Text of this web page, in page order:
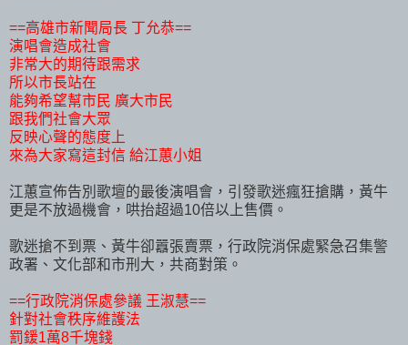
==高雄市新聞局長 丁允恭==
演唱會造成社會
非常大的期待跟需求
所以市長站在
能夠希望幫市民 廣大市民
跟我們社會大眾
反映心聲的態度上
來為大家寫這封信 給江蕙小姐
江蕙宣佈告別歌壇的最後演唱會，引發歌迷瘋狂搶購，黃牛
更是不放過機會，哄抬超過10倍以上售價。
歌迷搶不到票、黃牛卻囂張賣票，行政院消保處緊急召集警
政署、文化部和市刑大，共商對策。
==行政院消保處參議 王淑慧==
針對社會秩序維護法
罰鍰1萬8千塊錢